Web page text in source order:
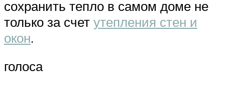
сохранить тепло в самом доме не
только за счет утепления стен и
окон.
голоса